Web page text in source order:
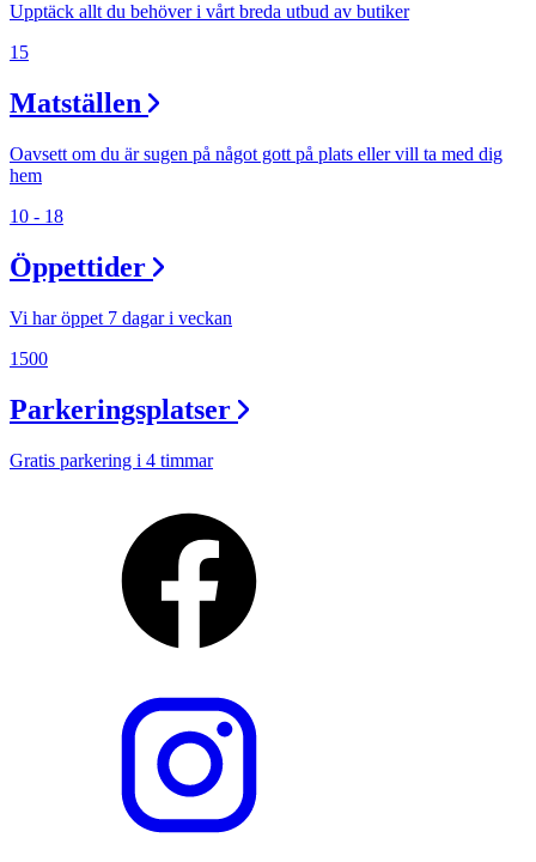
Upptäck allt du behöver i vårt breda utbud av butiker
15
Matställen
Oavsett om du är sugen på något gott på plats eller vill ta med dig
hem
10 - 18
Öppettider
Vi har öppet 7 dagar i veckan
1500
Parkeringsplatser
Gratis parkering i 4 timmar